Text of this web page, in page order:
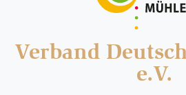
Verband
e.V.